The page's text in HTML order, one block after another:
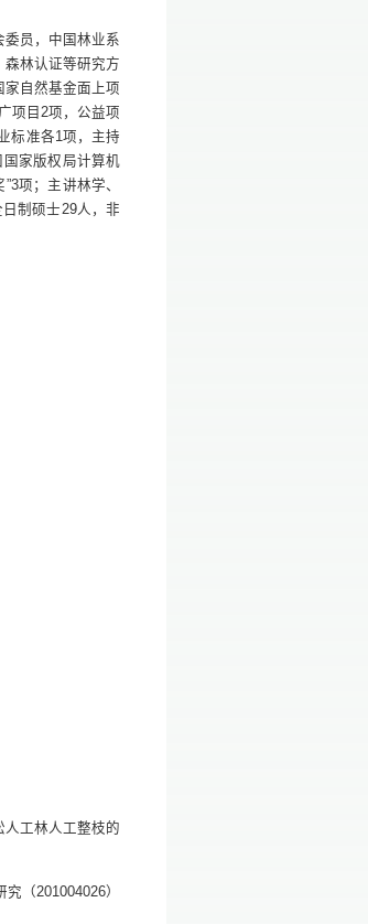
员，中国林业系
林认证等研究方
自然基金面上项
项目2项，公益项
标准各1项，主持
家版权局计算机
项；主讲林学、
制硕士29人，非
人工林人工整枝的
（201004026）